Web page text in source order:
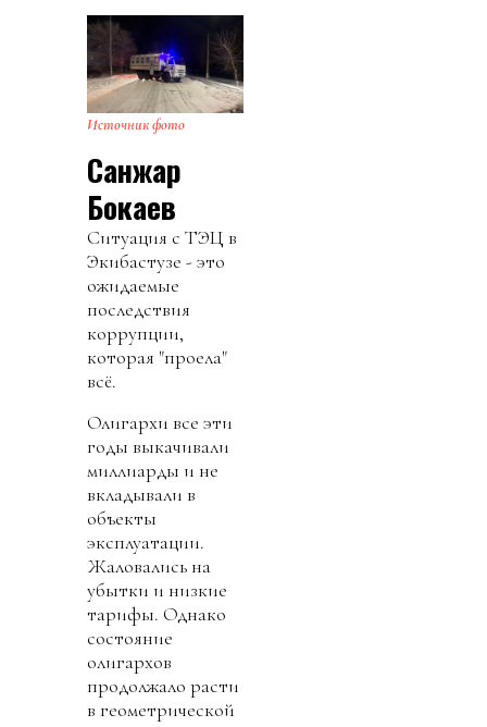
Источник фото
Санжар
Бокаев
Ситуация с ТЭЦ в
Экибастузе - это
ожидаемые
последствия
коррупции,
которая "проела"
всё.
Олигархи все эти
годы выкачивали
миллиарды и не
вкладывали в
объекты
эксплуатации.
Жаловались на
убытки и низкие
тарифы. Однако
состояние
олигархов
продолжало расти
в геометрической